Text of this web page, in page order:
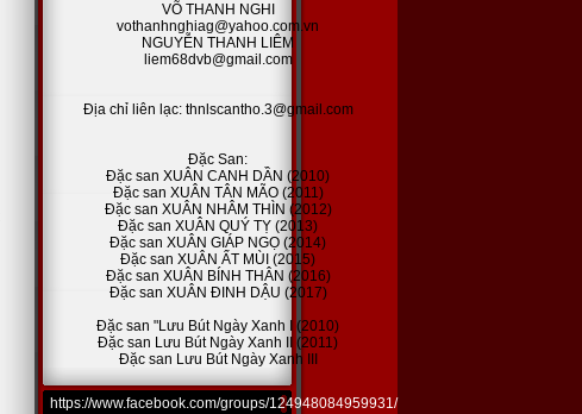
VÕ THANH NGHI
vothanhnghiag@yahoo.com.vn
NGUYỄN THANH LIÊM
liem68dvb@gmail.com
Địa chỉ liên lạc: thnlscantho.3@gmail.com
Đặc San:
Đặc san XUÂN CANH DẦN (2010)
Đặc san XUÂN TÂN MÃO (2011)
Đặc san XUÂN NHÂM THÌN (2012)
Đặc san XUÂN QUÝ TỴ (2013)
Đặc san XUÂN GIÁP NGỌ (2014)
Đặc san XUÂN ẤT MÙI (2015)
Đặc san XUÂN BÍNH THÂN (2016)
Đặc san XUÂN ĐINH DẬU (2017)
Đặc san "Lưu Bút Ngày Xanh I (2010)
Đặc san Lưu Bút Ngày Xanh II (2011)
Đặc san Lưu Bút Ngày Xanh III
https://www.facebook.com/groups/124948084959931/